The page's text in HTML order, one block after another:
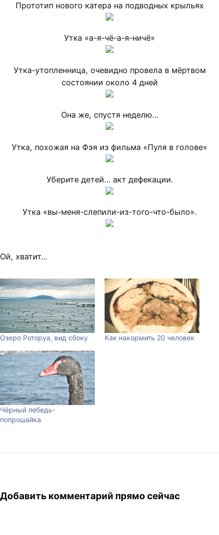
Прототип нового катера на подводных крыльях
Утка «а-я-чё-а-я-ничё»
Утка-утопленница, очевидно провела в мёртвом
состоянии около 4 дней
Она же, спустя неделю…
Утка, похожая на Фэя из фильма «Пуля в голове»
Уберите детей… акт дефекации.
Утка «вы-меня-слепили-из-того-что-было».
Ой, хватит…
Озеро Роторуа, вид сбоку Как накормить 20 человек
Чёрный лебедь-
попрошайка
Добавить комментарий прямо сейчас